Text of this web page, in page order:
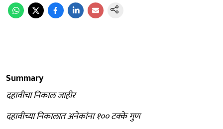
Summary
दहावीचा निकाल जाहीर
दहावीच्या निकालात अनेकांना १०० टक्के गुण